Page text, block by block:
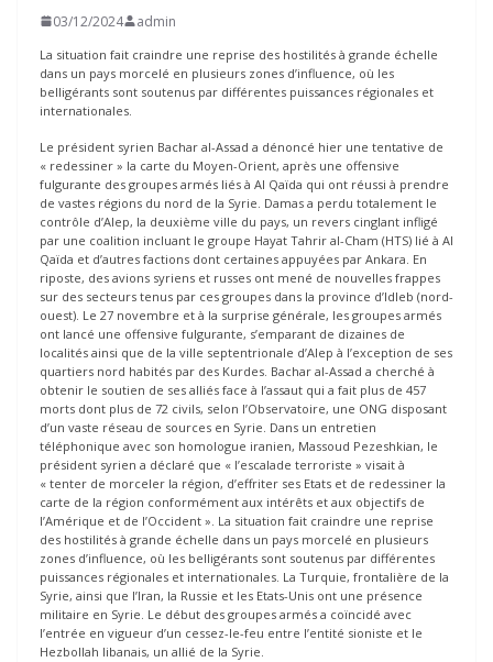
03/12/2024 admin
La situation fait craindre une reprise des hostilités à grande échelle
dans un pays morcelé en plusieurs zones d’influence, où les
belligérants sont soutenus par différentes puissances régionales et
internationales.
Le président syrien Bachar al-Assad a dénoncé hier une tentative de
« redessiner » la carte du Moyen-Orient, après une offensive
fulgurante des groupes armés liés à Al Qaïda qui ont réussi à prendre
de vastes régions du nord de la Syrie. Damas a perdu totalement le
contrôle d’Alep, la deuxième ville du pays, un revers cinglant infligé
par une coalition incluant le groupe Hayat Tahrir al-Cham (HTS) lié à Al
Qaïda et d’autres factions dont certaines appuyées par Ankara. En
riposte, des avions syriens et russes ont mené de nouvelles frappes
sur des secteurs tenus par ces groupes dans la province d’Idleb (nord-
ouest). Le 27 novembre et à la surprise générale, les groupes armés
ont lancé une offensive fulgurante, s’emparant de dizaines de
localités ainsi que de la ville septentrionale d’Alep à l’exception de ses
quartiers nord habités par des Kurdes. Bachar al-Assad a cherché à
obtenir le soutien de ses alliés face à l’assaut qui a fait plus de 457
morts dont plus de 72 civils, selon l’Observatoire, une ONG disposant
d’un vaste réseau de sources en Syrie. Dans un entretien
téléphonique avec son homologue iranien, Massoud Pezeshkian, le
président syrien a déclaré que « l’escalade terroriste » visait à
« tenter de morceler la région, d’effriter ses Etats et de redessiner la
carte de la région conformément aux intérêts et aux objectifs de
l’Amérique et de l’Occident ». La situation fait craindre une reprise
des hostilités à grande échelle dans un pays morcelé en plusieurs
zones d’influence, où les belligérants sont soutenus par différentes
puissances régionales et internationales. La Turquie, frontalière de la
Syrie, ainsi que l’Iran, la Russie et les Etats-Unis ont une présence
militaire en Syrie. Le début des groupes armés a coïncidé avec
l’entrée en vigueur d’un cessez-le-feu entre l’entité sioniste et le
Hezbollah libanais, un allié de la Syrie.